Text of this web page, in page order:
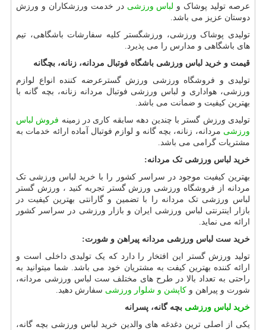
عرصه تولید پوشاک و لباس ورزشی در خدمت ورزشکاران و ورزش
دوستان عزیز می باشد.
تولیدی پوشاک ورزشی، ورزشگستر کلیه سفارشات باشگاهی، تیم
های باشگاهی و مدارس را می پذیرد.
قیمت و خرید لباس ورزشی باشگاه فوتبال مردانه، زنانه، بچگانه
تولیدی و فروشگاه ورزشی ورزش گسترعرضه کننده انواع لوازم
ورزشی، هواداری و لباس ورزشی فوتبال مردانه زنانه، بچه گانه با
بهترین کیفیت و ضمانت می باشد.
تولیدی ورزش گستر با چندین دهه سابقه کاری در زمینه فروش لباس
ورزشی مردانه، زنانه، بچه گانه و لوازم فوتبال آماده ارائه خدمات به
مشتریات گرامی می باشد.
خرید لباس ورزشی تک مردانه:
بهترین کیفیت موجود در سراسر کشور را با خرید لباس ورزشی تک
مردانه از فروشگاه ورزشی ورزش گستر تجربه کنید ، ورزش گستر
لباس ورزشی تک مردانه را با تضمین و گارانتی بهترین کیفیت در
بازار اینترنتی لباس ورزشی ایران و بازار ورزشی در سراسر کشور
ارائه می نماید.
خرید ست لباس ورزشی مردانه پیراهن و شورت:
تولید ورزش گستر این افتخار را دارد که یک تولیدی داخلی است و
ارائه کننده بهترین کیفت به مشتریان خود می باشد. شما میتوانید به
راحتی به تعداد بالا در طرح های مختلف ست لباس ورزشی مردانه،
شورت و پیراهن و کاپشن و شلوار ورزشی سفارش دهید.
خرید لباس ورزشی بچه گانه، پسرانه
یکی از اصلی ترین دغدغه های والدین خرید لباس ورزشی بچه گانه،